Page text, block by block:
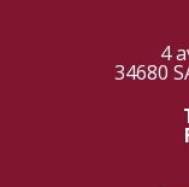
4
34680